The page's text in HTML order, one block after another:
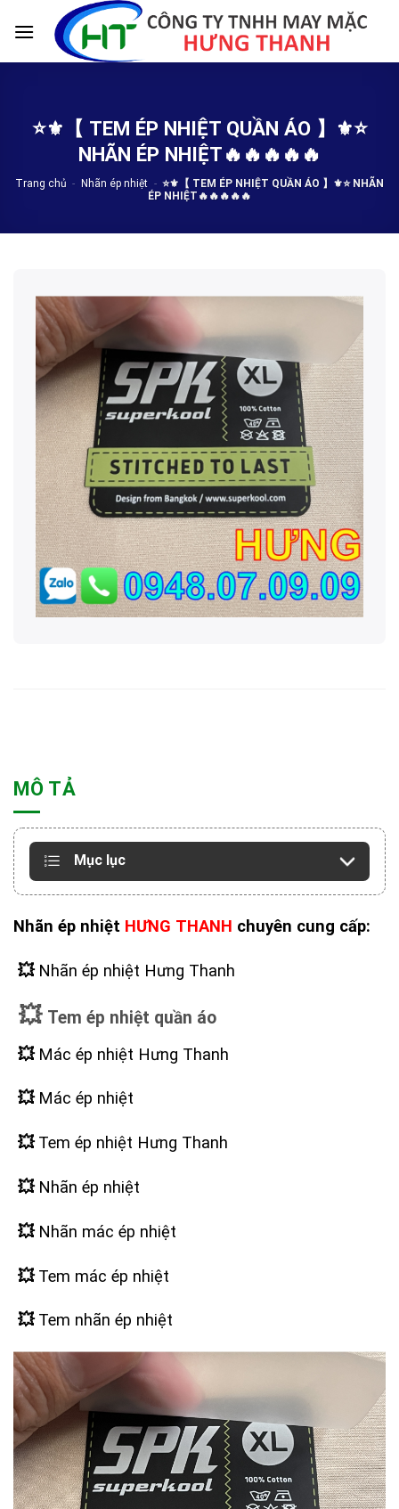
⭐️⚜️【 TEM ÉP NHIỆT QUẦN ÁO 】⚜️⭐️
NHÃN ÉP NHIỆT🔥🔥🔥🔥🔥
Trang chủ - Nhãn ép nhiệt - ⭐️⚜️【 TEM ÉP NHIỆT QUẦN ÁO 】⚜️⭐️ NHÃN
ÉP NHIỆT🔥🔥🔥🔥🔥
MÔ TẢ
Mục lục
Nhãn ép nhiệt HƯNG THANH chuyên cung cấp:
💥 Nhãn ép nhiệt Hưng Thanh
💥 Tem ép nhiệt quần áo
💥Mác ép nhiệt Hưng Thanh
💥Mác ép nhiệt
💥Tem ép nhiệt Hưng Thanh
💥Nhãn ép nhiệt
💥Nhãn mác ép nhiệt
💥Tem mác ép nhiệt
💥Tem nhãn ép nhiệt